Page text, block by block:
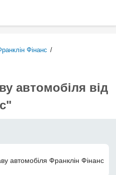
Фінанс /
автомобіля від